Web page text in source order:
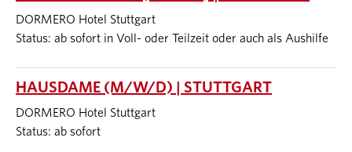
DORMERO Hotel Stuttgart
Status: ab sofort in Voll- oder Teilzeit oder auch als Aushilfe
HAUSDAME (M/W/D) | STUTTGART
DORMERO Hotel Stuttgart
Status: ab sofort